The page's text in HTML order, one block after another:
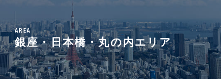
AREA
銀座・日本橋・丸の内エリア